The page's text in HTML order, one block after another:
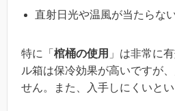
直射日光や温風が当たらな
特に「 棺桶の使用 」は非常に
ル箱は保冷効果が高いですが
せん。また、入手しにくいとい